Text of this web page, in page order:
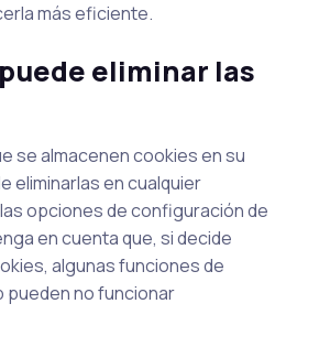
más eficiente.
eliminar las
se almacenen cookies en su
eliminarlas en cualquier
opciones de configuración de
en cuenta que, si decide
algunas funciones de
no funcionar